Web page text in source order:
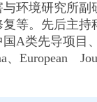
环境研究所
等。先后主
A类先导项
、European